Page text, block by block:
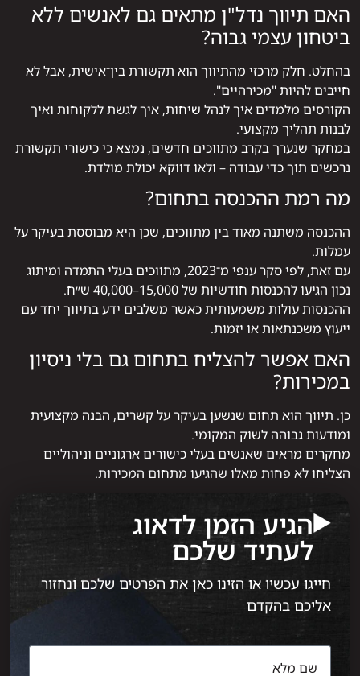
האם תיווך נדל"ן מתאים גם לאנשים ללא
ביטחון עצמי גבוה?
בהחלט. חלק מרכזי מהתיווך הוא תקשורת בין־אישית, אבל לא
חייבים להיות "מכירהיים".
הקורסים מלמדים איך לנהל שיחות, איך לגשת ללקוחות ואיך
לבנות תהליך מקצועי.
במחקר שנערך בקרב מתווכים חדשים, נמצא כי כישורי תקשורת
נרכשים תוך כדי עבודה – ולאו דווקא יכולת מולדת.
מה רמת ההכנסה בתחום?
ההכנסה משתנה מאוד בין מתווכים, שכן היא מבוססת בעיקר על
עמלות.
עם זאת, לפי סקר ענפי מ־2023, מתווכים בעלי התמדה ומיתוג
נכון הגיעו להכנסות חודשיות של 15,000–40,000 ש״ח.
ההכנסות עולות משמעותית כאשר משלבים ידע בתיווך יחד עם
ייעוץ משכנתאות או יזמות.
האם אפשר להצליח בתחום גם בלי ניסיון
במכירות?
כן. תיווך הוא תחום שנשען בעיקר על קשרים, הבנה מקצועית
ומודעות גבוהה לשוק המקומי.
מחקרים מראים שאנשים בעלי כישורים ארגוניים וניהוליים
הצליחו לא פחות מאלו שהגיעו מתחום המכירות.
הגיע הזמן לדאוג
לעתיד שלכם
חייגו עכשיו או הזינו כאן את הפרטים שלכם ונחזור
אליכם בהקדם